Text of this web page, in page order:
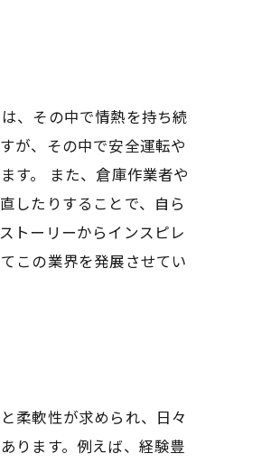
、その中で情熱を持ち続
が、その中で安全運転や
す。 また、倉庫作業者や
したりすることで、自ら
トーリーからインスピレ
この業界を発展させてい
柔軟性が求められ、日々
ります。例えば、経験豊